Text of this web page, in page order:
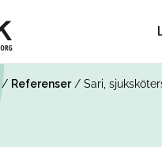
/ Referenser / Sari,